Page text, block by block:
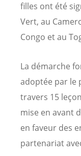
filles ont été
Vert, au
Congo et au
La démarche
adoptée par le
travers 15
mise en avant
en faveur des
partenariat